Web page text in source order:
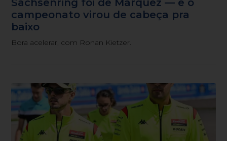
campeonato virou de cabeça pra
baixo
Bora acelerar, com Ronan Kietzer.